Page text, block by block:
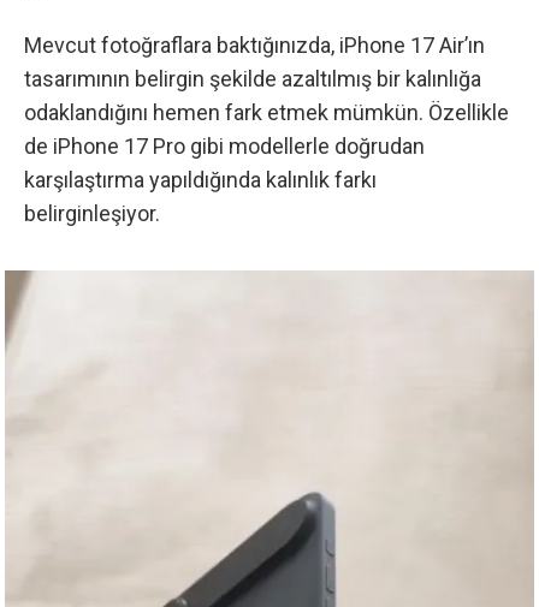
Mevcut fotoğraflara baktığınızda, iPhone 17 Air’ın
tasarımının belirgin şekilde azaltılmış bir kalınlığa
odaklandığını hemen fark etmek mümkün. Özellikle
de iPhone 17 Pro gibi modellerle doğrudan
karşılaştırma yapıldığında kalınlık farkı
belirginleşiyor.